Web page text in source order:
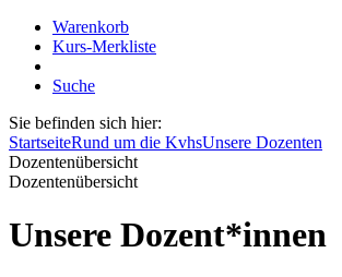
Warenkorb
Kurs-Merkliste
Suche
Sie befinden sich hier:
StartseiteRund um die KvhsUnsere Dozenten
Dozentenübersicht
Dozentenübersicht
Unsere Dozent*innen